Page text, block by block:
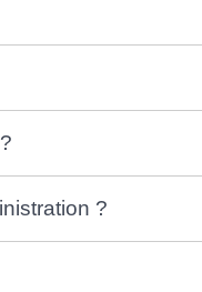
?